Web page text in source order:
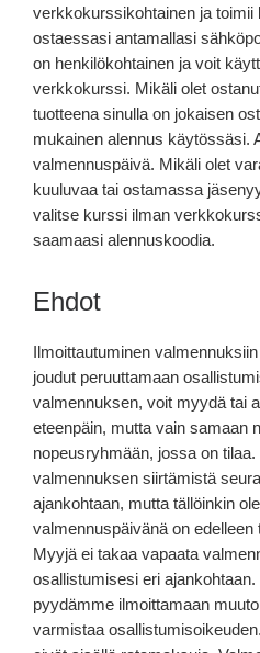
verkkokurssikohtainen ja
ostaessasi antamallasi
on henkilökohtainen ja voit
verkkokurssi. Mikäli olet
tuotteena sinulla on jokaisen
mukainen alennus käytössäsi.
valmennuspäivä. Mikäli olet
kuuluvaa tai ostamassa
valitse kurssi ilman
saamaasi alennuskoodia.
Ehdot
Ilmoittautuminen
joudut peruuttamaan
valmennuksen, voit myydä tai
eteenpäin, mutta vain samaan
nopeusryhmään, jossa on
valmennuksen siirtämistä
ajankohtaan, mutta tällöinkin
valmennuspäivänä on
Myyjä ei takaa vapaata
osallistumisesi eri
pyydämme ilmoittamaan
varmistaa